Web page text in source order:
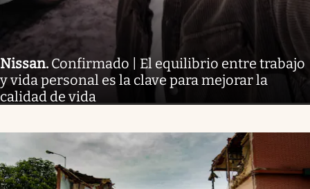
Nissan. Confirmado | El equilibrio entre trabajo
y vida personal es la clave para mejorar la
calidad de vida